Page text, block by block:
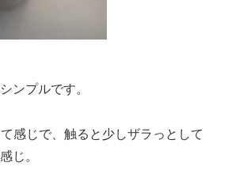
ンプルです。
感じで、触ると少しザラっとして
じ。